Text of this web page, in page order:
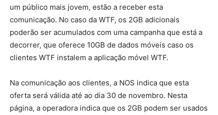
um público mais jovem, estão a receber esta
comunicação. No caso da WTF, os 2GB adicionais
poderão ser acumulados com uma campanha que está a
decorrer, que oferece 10GB de dados móveis caso os
clientes WTF instalem a aplicação móvel WTF.
Na comunicação aos clientes, a NOS indica que esta
oferta será válida até ao dia 30 de novembro. Nesta
página, a operadora indica que os 2GB podem ser usados